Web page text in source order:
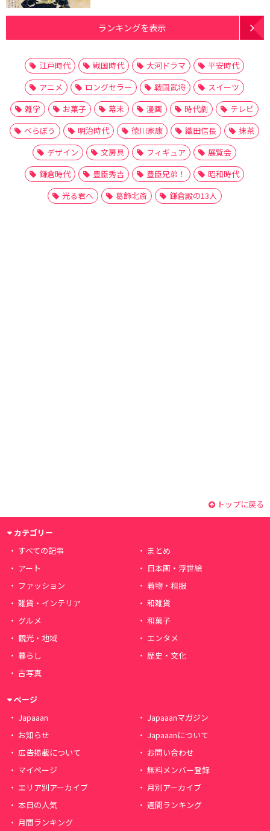
ランキングを表示
江戸時代 戦国時代 大河ドラマ
平安時代
アニメ
ロングセラー 戦国武将
スイーツ
雑学
お菓子 幕末 漫画 時代劇
テレビ
べらぼう
明治時代 徳川家康 織田信長
抹茶
デザイン
文房具 フィギュア
展覧会
鎌倉時代
豊臣秀吉 豊臣兄弟！
昭和時代
光る君へ
葛飾北斎 鎌倉殿の13人
トップに戻る
カテゴリー
すべての記事
まとめ
アート
日本画・浮世絵
ファッション
着物・和服
雑貨・インテリア
和雑貨
グルメ
和菓子
観光・地域
エンタメ
暮らし
歴史・文化
古写真
ページ
Japaaan
Japaaanマガジン
お知らせ
Japaaanについて
広告掲載について
お問い合わせ
マイページ
無料メンバー登録
エリア別アーカイブ
月別アーカイブ
本日の人気
週間ランキング
月間ランキング